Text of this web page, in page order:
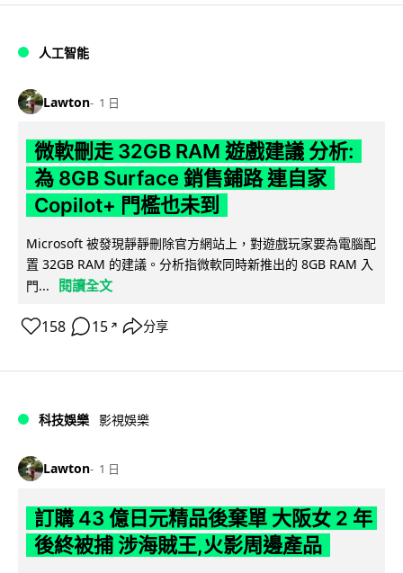
人工智能
Lawton 1 日
微軟刪走 32GB RAM 遊戲建議 分析:
為 8GB Surface 銷售鋪路 連自家
Copilot+ 門檻也未到
Microsoft 被發現靜靜刪除官方網站上，對遊戲玩家要為電腦配
置 32GB RAM 的建議。分析指微軟同時新推出的 8GB RAM 入
門...
閱讀全文
158 15 ↗ 分享
科技娛樂 影視娛樂
Lawton 1 日
訂購 43 億日元精品後棄單 大阪女 2 年
後終被捕 涉海賊王,火影周邊產品